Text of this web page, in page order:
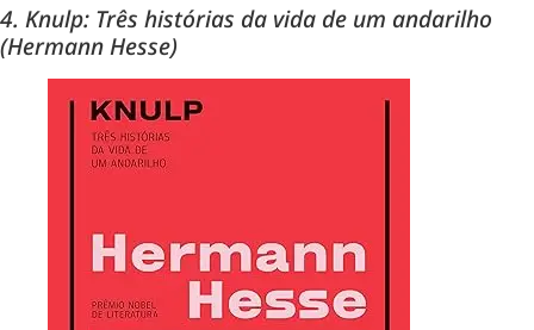
4. Knulp: Três histórias da vida de um andarilho
(Hermann Hesse)